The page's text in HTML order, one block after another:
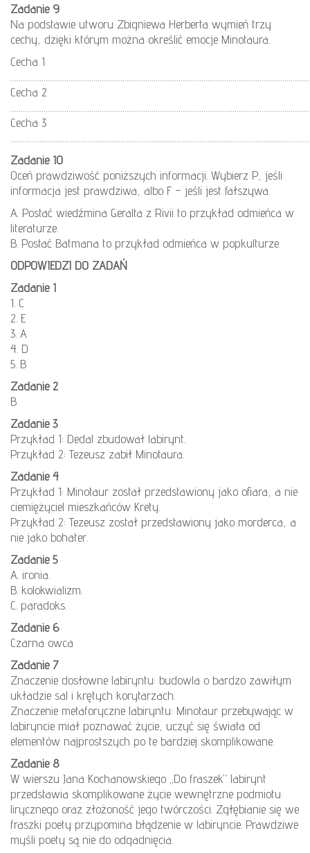
Zadanie 9
Na podstawie utworu Zbigniewa Herberta wymień trzy
cechy, dzięki którym można określić emocje Minotaura.
Cecha 1
Cecha 2
Cecha 3
Zadanie 10
Oceń prawdziwość poniższych informacji. Wybierz P, jeśli
informacja jest prawdziwa, albo F – jeśli jest fałszywa.
A. Postać wiedźmina Geralta z Rivii to przykład odmieńca w
literaturze.
B. Postać Batmana to przykład odmieńca w popkulturze.
ODPOWIEDZI DO ZADAŃ
Zadanie 1
1. C
2. E
3. A
4. D
5. B
Zadanie 2
B
Zadanie 3
Przykład 1: Dedal zbudował labirynt.
Przykład 2: Tezeusz zabił Minotaura.
Zadanie 4
Przykład 1: Minotaur został przedstawiony jako ofiara, a nie
ciemiężyciel mieszkańców Krety.
Przykład 2: Tezeusz został przedstawiony jako morderca, a
nie jako bohater.
Zadanie 5
A. ironia.
B. kolokwializm.
C. paradoks.
Zadanie 6
Czarna owca
Zadanie 7
Znaczenie dosłowne labiryntu: budowla o bardzo zawiłym
układzie sal i krętych korytarzach.
Znaczenie metaforyczne labiryntu: Minotaur przebywając w
labiryncie miał poznawać życie, uczyć się świata od
elementów najprostszych po te bardziej skomplikowane.
Zadanie 8
W wierszu Jana Kochanowskiego „Do fraszek” labirynt
przedstawia skomplikowane życie wewnętrzne podmiotu
lirycznego oraz złożoność jego twórczości. Zgłębianie się we
fraszki poety przypomina błądzenie w labiryncie. Prawdziwe
myśli poety są nie do odgadnięcia.